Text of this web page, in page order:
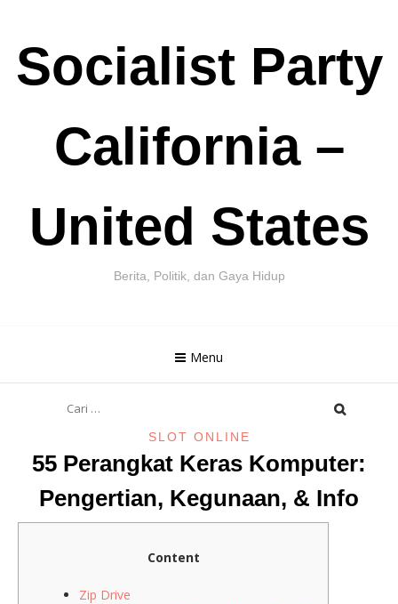
content
Socialist Party
California –
United States
Berita, Politik, dan Gaya Hidup
Menu
untuk:
SLOT ONLINE
55 Perangkat Keras Komputer:
Pengertian, Kegunaan, & Info
Content
Zip Drive